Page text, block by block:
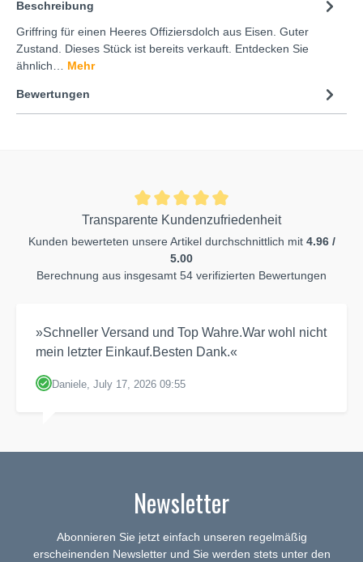
Beschreibung
Griffring für einen Heeres Offiziersdolch aus Eisen. Guter
Zustand. Dieses Stück ist bereits verkauft. Entdecken Sie
ähnlich… Mehr
Bewertungen
Transparente Kundenzufriedenheit
Kunden bewerteten unsere Artikel durchschnittlich mit 4.96 /
5.00
Berechnung aus insgesamt 54 verifizierten Bewertungen
»Schneller Versand und Top Wahre.War wohl nicht
mein letzter Einkauf.Besten Dank.«
Daniele, July 17, 2026 09:55
Newsletter
Abonnieren Sie jetzt einfach unseren regelmäßig
erscheinenden Newsletter und Sie werden stets unter den